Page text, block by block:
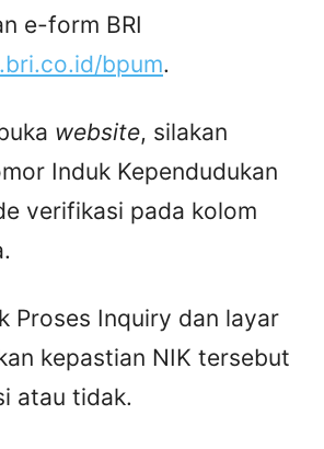
e-form BRI
bpum.
website, silakan
Induk Kependudukan
verifikasi pada kolom
Proses Inquiry dan layar
kepastian NIK tersebut
atau tidak.